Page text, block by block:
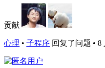
贡献
心理 • 子程序 回复了问题 • 8